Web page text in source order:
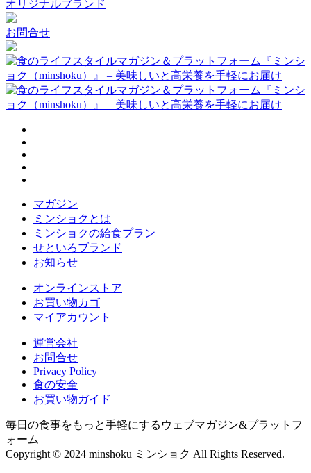
オリジナルブランド
お問合せ
マガジン
ミンショクとは
ミンショクの給食プラン
せといろブランド
お知らせ
オンラインストア
お買い物カゴ
マイアカウント
運営会社
お問合せ
Privacy Policy
食の安全
お買い物ガイド
毎日の食事をもっと手軽にするウェブマガジン&プラットフ
ォーム
Copyright © 2024 minshoku ミンショク All Rights Reserved.